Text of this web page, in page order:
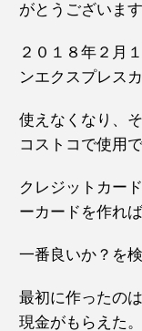
がとうございます
２０１８年２月
ンエクスプレス
使えなくなり、
コストコで使用
クレジットカー
ーカードを作れば
一番良いか？を
最初に作ったの
現金がもらえた